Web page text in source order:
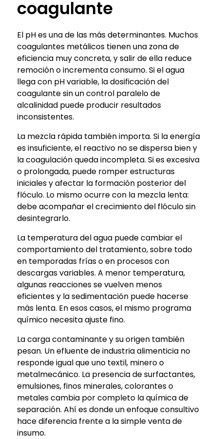
coagulante
El pH es una de las más determinantes. Muchos
coagulantes metálicos tienen una zona de
eficiencia muy concreta, y salir de ella reduce
remoción o incrementa consumo. Si el agua
llega con pH variable, la dosificación del
coagulante sin un control paralelo de
alcalinidad puede producir resultados
inconsistentes.
La mezcla rápida también importa. Si la energía
es insuficiente, el reactivo no se dispersa bien y
la coagulación queda incompleta. Si es excesiva
o prolongada, puede romper estructuras
iniciales y afectar la formación posterior del
flóculo. Lo mismo ocurre con la mezcla lenta:
debe acompañar el crecimiento del flóculo sin
desintegrarlo.
La temperatura del agua puede cambiar el
comportamiento del tratamiento, sobre todo
en temporadas frías o en procesos con
descargas variables. A menor temperatura,
algunas reacciones se vuelven menos
eficientes y la sedimentación puede hacerse
más lenta. En esos casos, el mismo programa
químico necesita ajuste fino.
La carga contaminante y su origen también
pesan. Un efluente de industria alimenticia no
responde igual que uno textil, minero o
metalmecánico. La presencia de surfactantes,
emulsiones, finos minerales, colorantes o
metales cambia por completo la química de
separación. Ahí es donde un enfoque consultivo
hace diferencia frente a la simple venta de
insumo.